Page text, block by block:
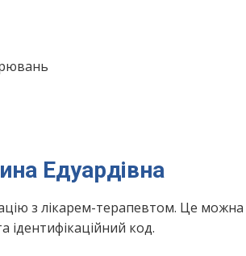
Едуардівна
з лікарем-терапевтом. Це можна
ідентифікаційний код.